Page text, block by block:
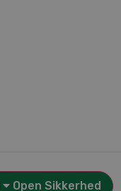
Open Sikkerhed